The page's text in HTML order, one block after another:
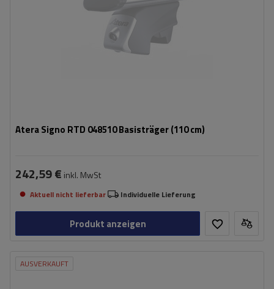
Atera Signo RTD 048510 Basisträger (110 cm)
242,59 € inkl. MwSt
Aktuell nicht lieferbar Individuelle Lieferung
Produkt anzeigen
AUSVERKAUFT